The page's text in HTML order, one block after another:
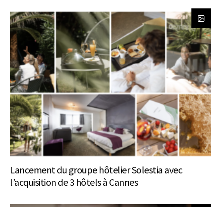
Lancement du groupe hôtelier Solestia avec
l’acquisition de 3 hôtels à Cannes